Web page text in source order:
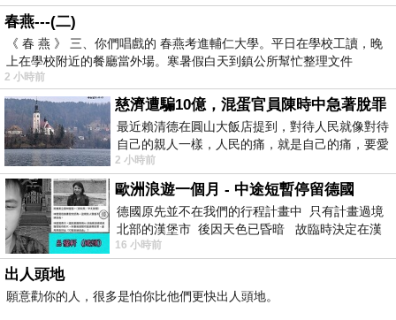
春燕---(二)
《 春 燕 》 三、你們唱戲的 春燕考進輔仁大學。平日在學校工讀，晚
上在學校附近的餐廳當外場。寒暑假白天到鎮公所幫忙整理文件
2 小時前
慈濟遭騙10億，混蛋官員陳時中急著脫罪
最近賴清德在圓山大飯店提到，對待人民就像對待
自己的親人一樣，人民的痛，就是自己的痛，要愛
民如親，說的這麼好聽，實際上根本沒做
2 小時前
歐洲浪遊一個月 - 中途短暫停留德國
德國原先並不在我們的行程計畫中 只有計畫過境
北部的漢堡市 後因天色已昏暗 故臨時決定在漢
堡市吃晚餐和過夜
16 小時前
出人頭地
願意勸你的人，很多是怕你比他們更快出人頭地。